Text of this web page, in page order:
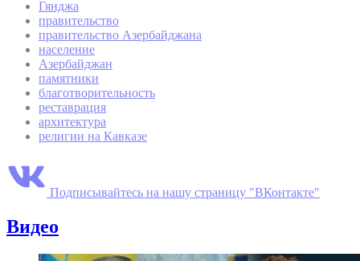
Гянджа
правительство
правительство Азербайджана
население
Азербайджан
памятники
благотворительность
реставрация
архитектура
религии на Кавказе
Подписывайтесь на нашу страницу "ВКонтакте"
Видео